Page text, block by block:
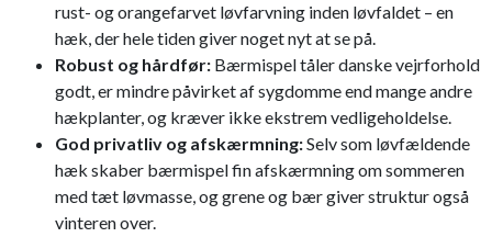
rust- og orangefarvet løvfarvning inden løvfaldet – en
hæk, der hele tiden giver noget nyt at se på.
Robust og hårdfør: Bærmispel tåler danske vejrforhold
godt, er mindre påvirket af sygdomme end mange andre
hækplanter, og kræver ikke ekstrem vedligeholdelse.
God privatliv og afskærmning:Selv som løvfældende
hæk skaber bærmispel fin afskærmning om sommeren
med tæt løvmasse, og grene og bær giver struktur også
vinteren over.